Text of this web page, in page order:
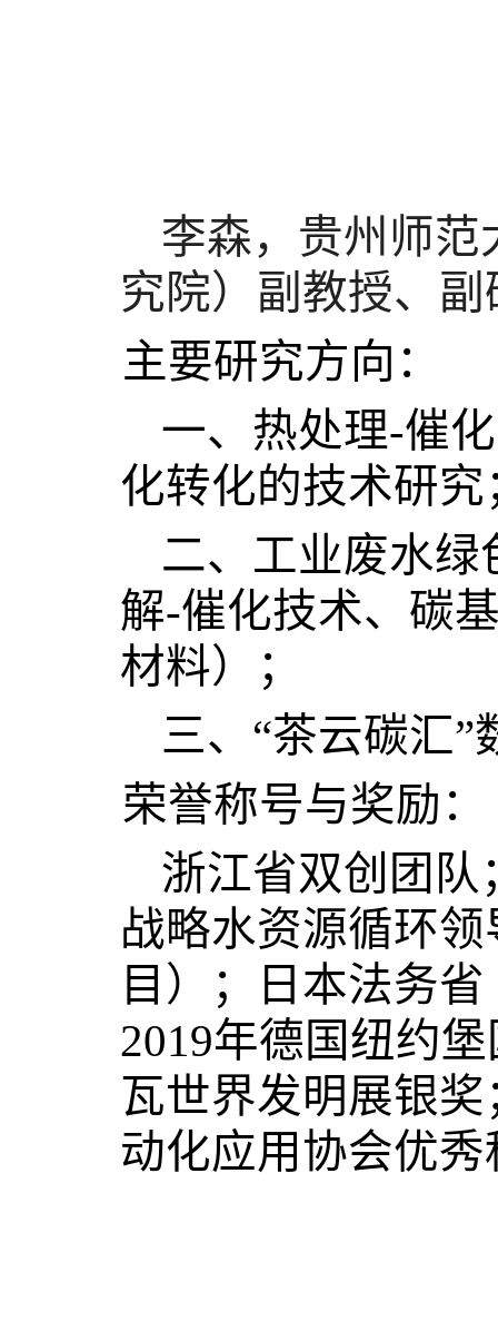
李森，贵州师范
究院）副教授、
主要研究方向：
一、热处理-催
化转化的技术研究
二、工业废水
解-催化技术、碳
材料）；
三、“茶云碳汇”
荣誉称号与奖励：
浙江省双创团队
战略水资源循环
目）；日本法务
2019年德国纽约
瓦世界发明展银奖
动化应用协会优